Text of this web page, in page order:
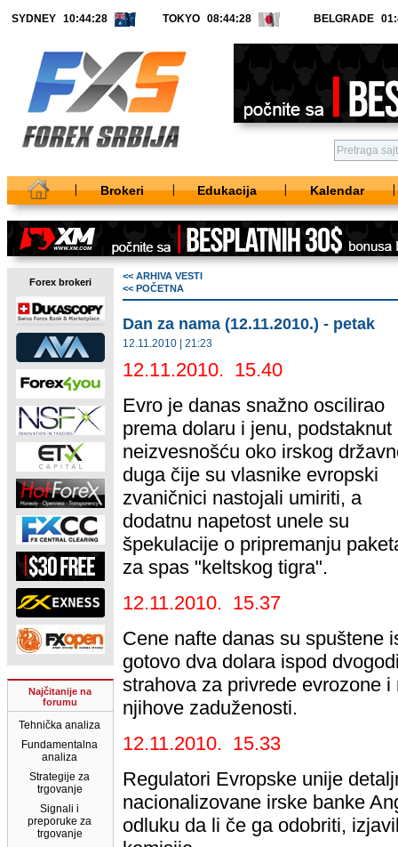
SYDNEY TOKYO BELGRADE
Brokeri Edukacija Kalendar
Forex brokeri
Najčitanije na
forumu
Tehnička analiza
Fundamentalna
analiza
Strategije za
trgovanje
Signali i
preporuke za
trgovanje
<< ARHIVA VESTI
<< POČETNA
Dan za nama (12.11.2010.) - petak
12.11.2010 | 21:23
12.11.2010. 15.40
Evro je danas snažno oscilirao
prema dolaru i jenu, podstaknut
neizvesnošću oko irskog
duga čije su vlasnike evropski
zvaničnici nastojali umiriti, a
dodatnu napetost unele su
špekulacije o pripremanju
za spas "keltskog tigra".
12.11.2010. 15.37
Cene nafte danas su spuštene
gotovo dva dolara ispod
strahova za privrede evrozone
njihove zaduženosti.
12.11.2010. 15.33
Regulatori Evropske unije
nacionalizovane irske banke
odluku da li če ga odobriti,